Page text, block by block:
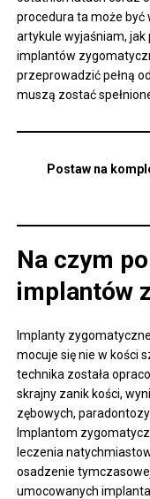
procedura ta może być
artykule wyjaśniam,
implantów
przeprowadzić pełną
muszą zostać
Postaw na
Na czym
implantów
Implanty
mocuje się nie w kości
technika została
skrajny zanik kości,
zębowych,
Implantom
leczenia
osadzenie
umocowanych